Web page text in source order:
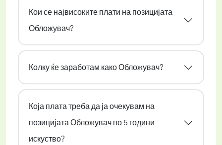
Кои се највисоките плати на позицијата
Обложувач?
Колку ќе заработам како Обложувач?
Која плата треба да ја очекувам на
позицијата Обложувач по 5 години
искуство?